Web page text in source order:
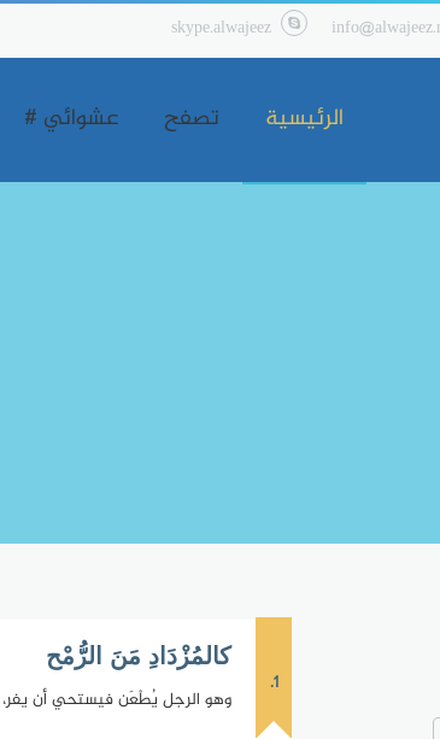
skype.alwajeez
الرئيسية تصفح عشوائي #
1.
كالمُزْدَادِ مَنَ الرُّمْح
وهو الرجل يُطْعَن فيستحي أن